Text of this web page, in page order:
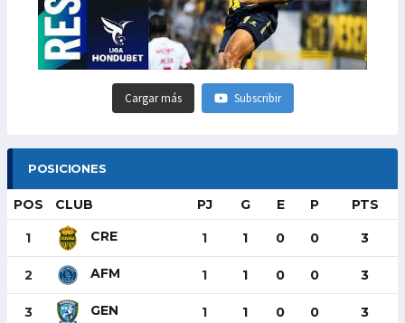
Cargar más Subscribir
POSICIONES
POS CLUB PJ G E P PTS
1 CRE 1 1 0 0 3
2 AFM 1 1 0 0 3
3 GEN 1 1 0 0 3